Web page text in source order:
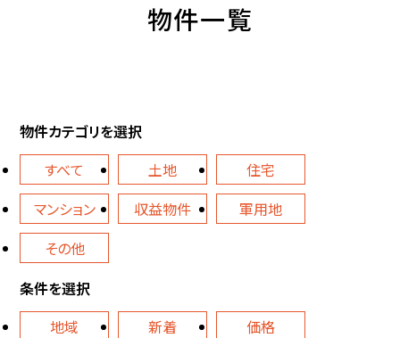
物件一覧
物件カテゴリを選択
すべて
土地
住宅
マンション
収益物件
軍用地
その他
条件を選択
地域
新着
価格